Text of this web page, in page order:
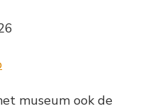
museum ook de